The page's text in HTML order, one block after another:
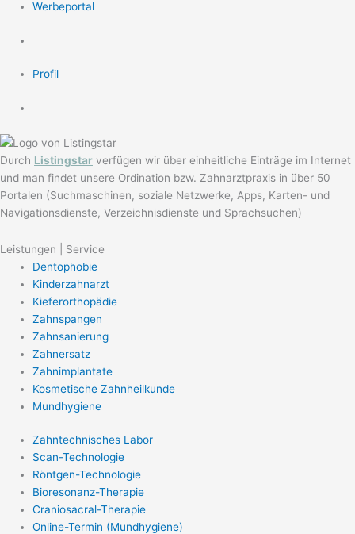
Werbeportal
Profil
Durch Listingstar verfügen wir über einheitliche Einträge im Internet
und man findet unsere Ordination bzw. Zahnarztpraxis in über 50
Portalen (Suchmaschinen, soziale Netzwerke, Apps, Karten- und
Navigationsdienste, Verzeichnisdienste und Sprachsuchen)
Leistungen | Service
Dentophobie
Kinderzahnarzt
Kieferorthopädie
Zahnspangen
Zahnsanierung
Zahnersatz
Zahnimplantate
Kosmetische Zahnheilkunde
Mundhygiene
Zahntechnisches Labor
Scan-Technologie
Röntgen-Technologie
Bioresonanz-Therapie
Craniosacral-Therapie
Online-Termin (Mundhygiene)